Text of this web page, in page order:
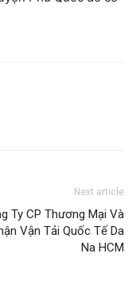
Next article
Ty CP Thương Mại Và
Vận Tải Quốc Tế Da
Na HCM